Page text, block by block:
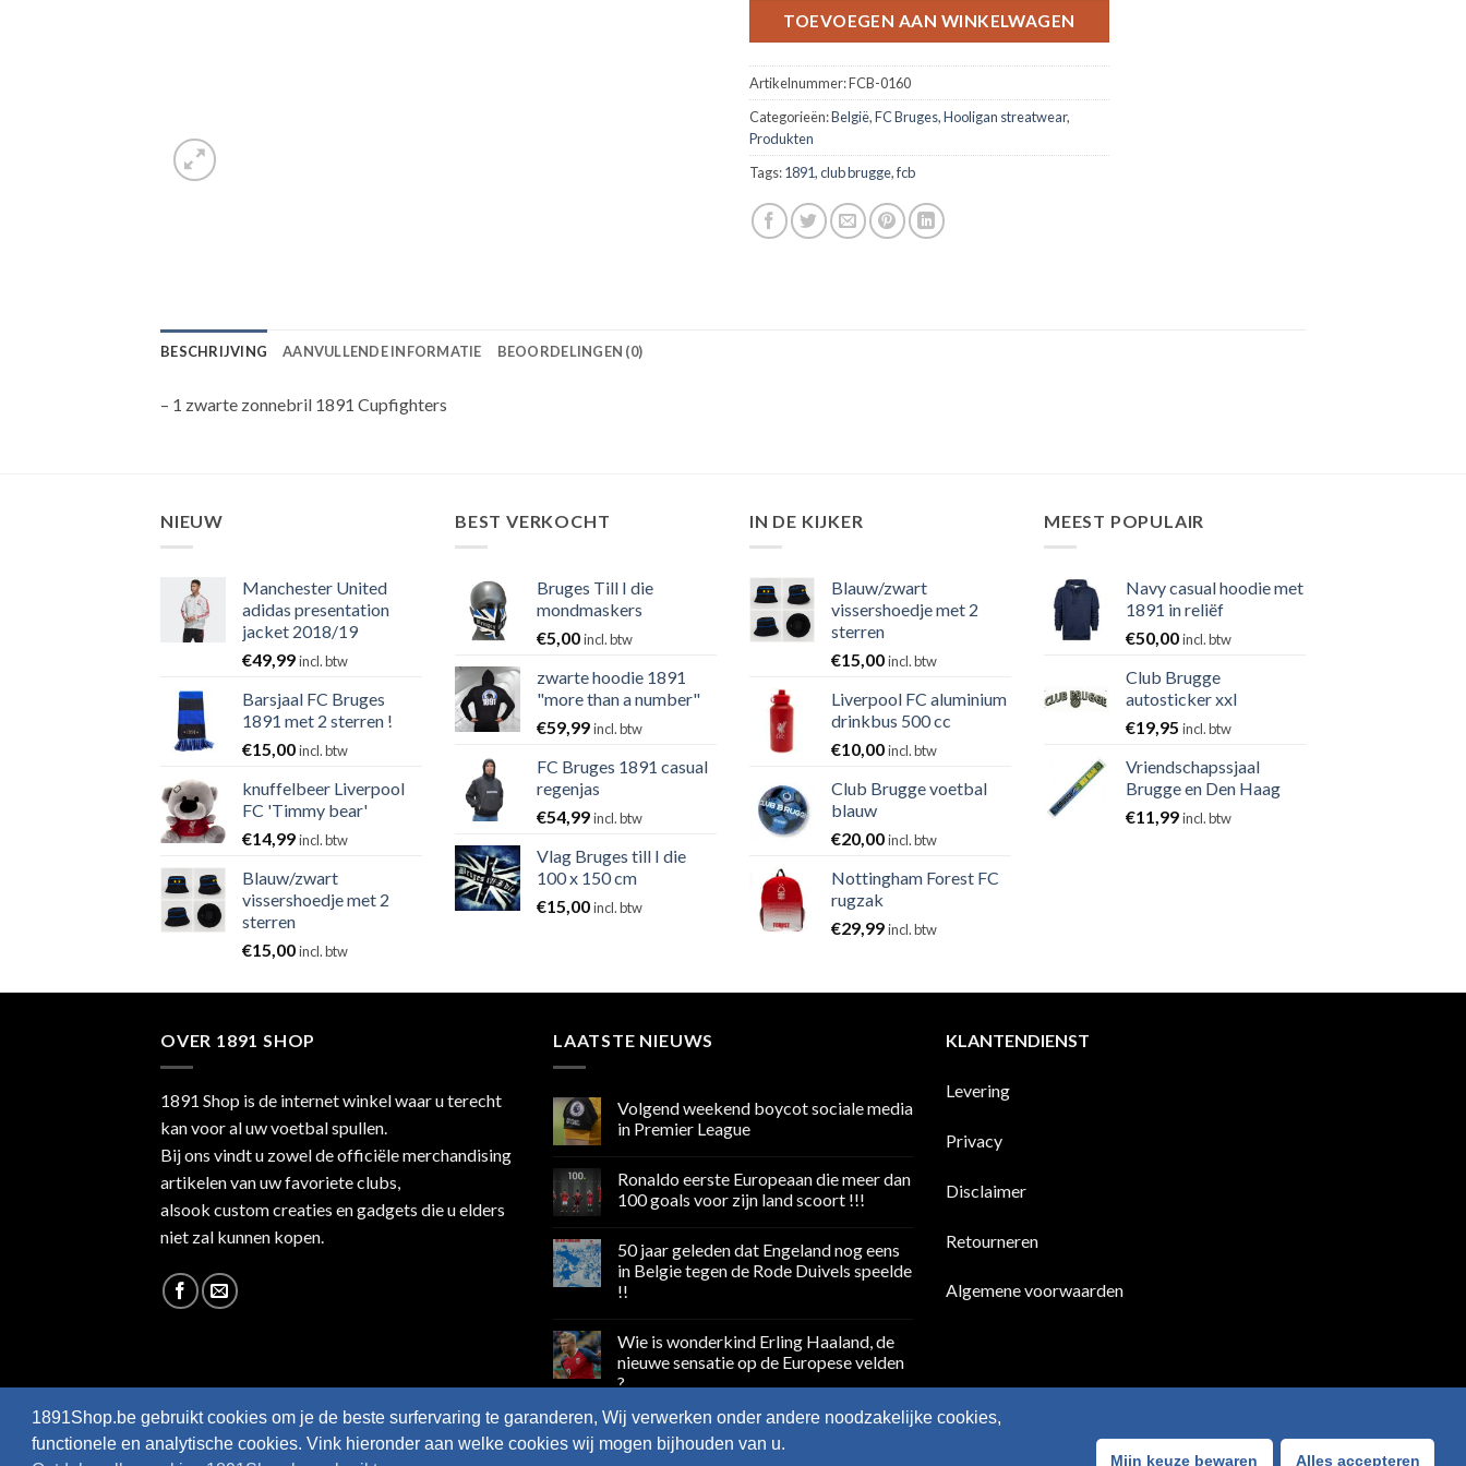
TOEVOEGEN AAN WINKELWAGEN
Artikelnummer:FCB-0160
Categorieën:België,FC Bruges,Hooligan streatwear,
Produkten
Tags:1891,club brugge,fcb
BESCHRIJVING AANVULLENDE INFORMATIE BEOORDELINGEN (0)
– 1 zwarte zonnebril 1891 Cupfighters
NIEUW
Manchester United
adidas presentation
jacket 2018/19
€49,99incl. btw
Barsjaal FC Bruges
1891 met 2 sterren !
€15,00incl. btw
knuffelbeer Liverpool
FC 'Timmy bear'
€14,99incl. btw
Blauw/zwart
vissershoedje met 2
sterren
€15,00incl. btw
BEST VERKOCHT
Bruges Till I die
mondmaskers
€5,00incl. btw
zwarte hoodie 1891
"more than a number"
€59,99incl. btw
FC Bruges 1891 casual
regenjas
€54,99incl. btw
Vlag Bruges till I die
100 x 150 cm
€15,00incl. btw
IN DE KIJKER
Blauw/zwart
vissershoedje met 2
sterren
€15,00incl. btw
Liverpool FC aluminium
drinkbus 500 cc
€10,00incl. btw
Club Brugge voetbal
blauw
€20,00incl. btw
Nottingham Forest FC
rugzak
€29,99incl. btw
MEEST POPULAIR
Navy casual hoodie met
1891 in reliëf
€50,00incl. btw
Club Brugge
autosticker xxl
€19,95 incl. btw
Vriendschapssjaal
Brugge en Den Haag
€11,99incl. btw
OVER 1891 SHOP
1891 Shop is de internet winkel waar u terecht
kan voor al uw voetbal spullen.
Bij ons vindt u zowel de officiële merchandising
artikelen van uw favoriete clubs,
alsook custom creaties en gadgets die u elders
niet zal kunnen kopen.
LAATSTE NIEUWS
Volgend weekend boycot sociale media
in Premier League
op
Volgend
weekend
media
in
Premier
League
Ronaldo eerste Europeaan die meer dan
100 goals voor zijn land scoort !!!
op
Ronaldo
eerste
Europeaan
dan
100
goals
voor
zijn
scoort
50 jaar geleden dat Engeland nog eens
in Belgie tegen de Rode Duivels speelde
!!
op
50
jaar
geleden
Engeland
nog
eens
in
Wie is wonderkind Erling Haaland, de
nieuwe sensatie op de Europese velden
?
reacties
Wie
KLANTENDIENST
Levering
Privacy
Disclaimer
Retourneren
Algemene voorwaarden
1891Shop.be gebruikt cookies om je de beste surfervaring te garanderen, Wij verwerken onder andere noodzakelijke cookies,
functionele en analytische cookies. Vink hieronder aan welke cookies wij mogen bijhouden van u.
Mijn keuze bewaren Alles accepteren